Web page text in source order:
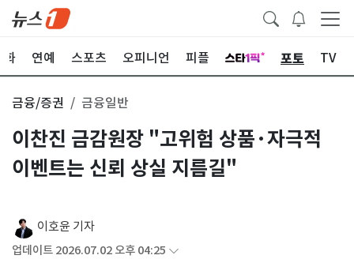
화 연예 스포츠 오피니언 피플 포토 TV
금융/증권 금융일반
이찬진 금감원장 "고위험 상품·자극적
이벤트는 신뢰 상실 지름길"
이호윤 기자
업데이트 2026.07.02 오후 04:25